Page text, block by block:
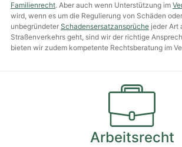
Familienrecht. Aber auch wenn Unter­stützung im
wird, wenn es um die Regulierung von Schäden
unbegründeter Schadens­ersatz­ansprüche jeder Art
Straßen­verkehrs geht, sind wir der richtige
bieten wir zudem kompetente Rechts­beratung im
Arbeitsrecht